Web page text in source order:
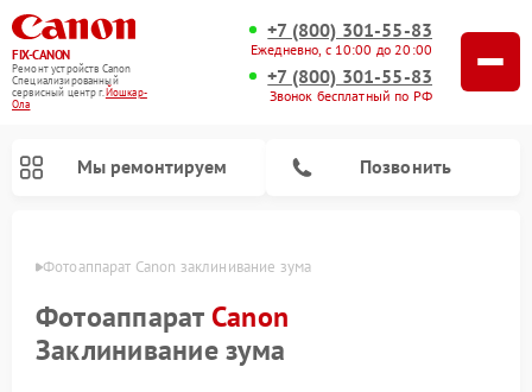
FIX-CANON
Ремонт устройств Canon
Специализированный
cервисный центр г.Йошкар-
Ола
+7 (800) 301-55-83
Ежедневно, с 10:00 до 20:00
+7 (800) 301-55-83
Звонок бесплатный по РФ
Мы ремонтируем Позвонить
Фотоаппарат Canon заклинивание зума
Фотоаппарат Canon
Заклинивание зума